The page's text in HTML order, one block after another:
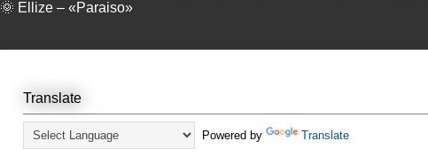
🌞 Ellize – «Paraiso»
Translate
Powered by Translate